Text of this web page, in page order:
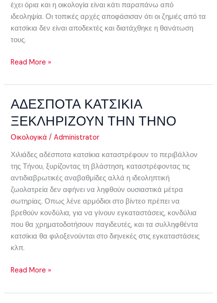
έχει όρια και η οικολογία είναι κάτι παραπάνω από
ιδεοληψία. Οι τοπικές αρχές αποφάσισαν ότι οι ζημιές από τα
κατσίκια δεν είναι αποδεκτές και διατάχθηκε η θανάτωση
τους.
Read More »
ΑΔΕΣΠΟΤΑ ΚΑΤΣΙΚΙΑ
ΞΕΚΛΗΡΙΖΟΥΝ ΤΗΝ ΤΗΝΟ
Οικολογικά /Administrator
Χιλιάδες αδέσποτα κατσίκια καταστρέφουν το περιβάλλον
της Τήνου, ξυρίζοντας τη βλάστηση, καταστρέφοντας τις
αντιδιαβρωτικές αναβαθμίδες αλλά η ιδεοληπτική
ζωολατρεία δεν αφήνει να ληφθούν ουσιαστικά μέτρα
σωτηρίας. Οπως λένε αρμόδιοι στο βίντεο πρέπει να
βρεθούν κονδύλια, για να γίνουν εγκαταστάσεις, κονδύλια
που θα χρηματοδοτήσουν παγιδευτές, και τα συλληφθέντα
κατσίκια θα φιλοξενούνται στο διηνεκές στις εγκαταστάσεις
κλπ.
ΑΔΕΣΠΟΤΑ
ΞΕΚΛΗΡΙΖΟΥΝ
ΤΗΝ
Read More »